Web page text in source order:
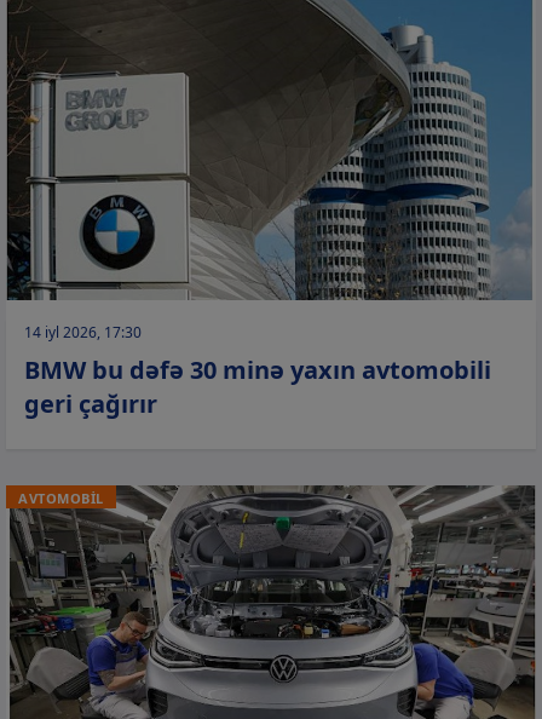
14 iyl 2026, 17:30
BMW bu dəfə 30 minə yaxın avtomobili
geri çağırır
AVTOMOBİL